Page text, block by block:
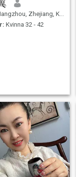
Zhejiang, Kina
Kvinna 32 - 42